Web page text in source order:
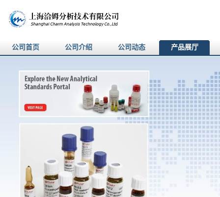
公司首页 公司介绍 公司动态 产品展厅